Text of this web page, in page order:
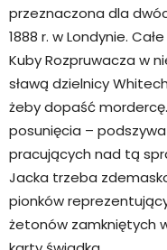
przeznaczona dla
1888 r. w Londynie.
Kuby Rozpruwacza w
sławą dzielnicy
żeby dopaść
posunięcia –
pracujących nad tą
Jacka trzeba
pionków
żetonów zamkniętych